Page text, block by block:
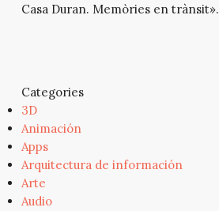
Casa Duran. Memòries en trànsit».
Categories
3D
Animación
Apps
Arquitectura de información
Arte
Audio